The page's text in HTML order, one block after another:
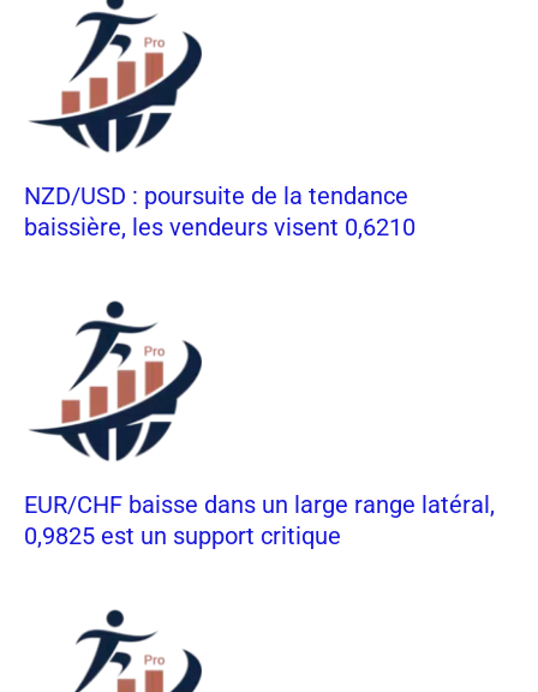
NZD/USD : poursuite de la tendance
baissière, les vendeurs visent 0,6210
EUR/CHF baisse dans un large range latéral,
0,9825 est un support critique